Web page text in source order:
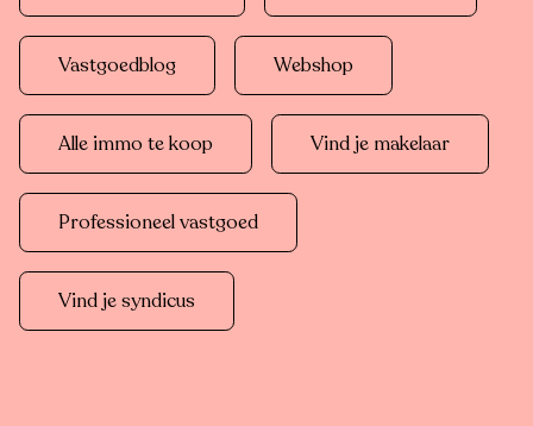
Vastgoedblog Webshop
Alle immo te koop Vind je makelaar
Professioneel vastgoed
Vind je syndicus